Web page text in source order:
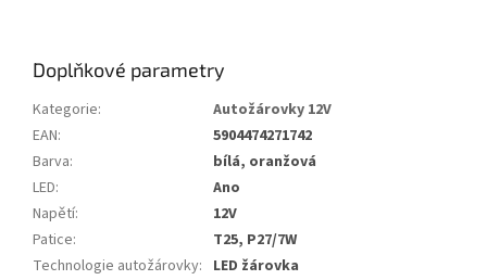
Doplňkové parametry
Kategorie:
Autožárovky 12V
EAN:
5904474271742
Barva:
bílá, oranžová
LED:
Ano
Napětí:
12V
Patice:
T25, P27/7W
Technologie autožárovky: LED žárovka